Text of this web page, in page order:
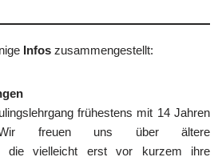
Infos zusammengestellt:
frühestens mit 14 Jahren
freuen uns über ältere
die vielleicht erst vor kurzem ihre